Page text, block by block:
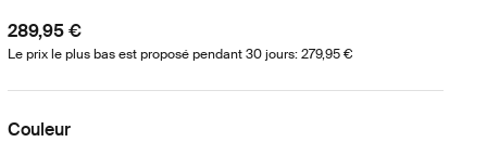
289,95 €
Le prix le plus bas est proposé pendant 30 jours: 279,95 €
Couleur